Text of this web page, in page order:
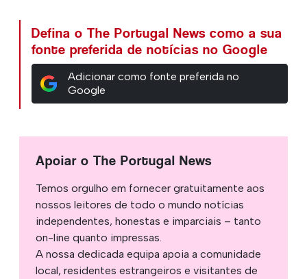
Defina o The Portugal News como a sua
fonte preferida de notícias no Google
Adicionar como fonte preferida no
Google
Apoiar o The Portugal News
Temos orgulho em fornecer gratuitamente aos
nossos leitores de todo o mundo notícias
independentes, honestas e imparciais – tanto
on-line quanto impressas.
A nossa dedicada equipa apoia a comunidade
local, residentes estrangeiros e visitantes de